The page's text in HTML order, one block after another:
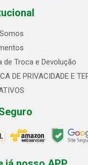
de Troca e Devolução
DE PRIVACIDADE E